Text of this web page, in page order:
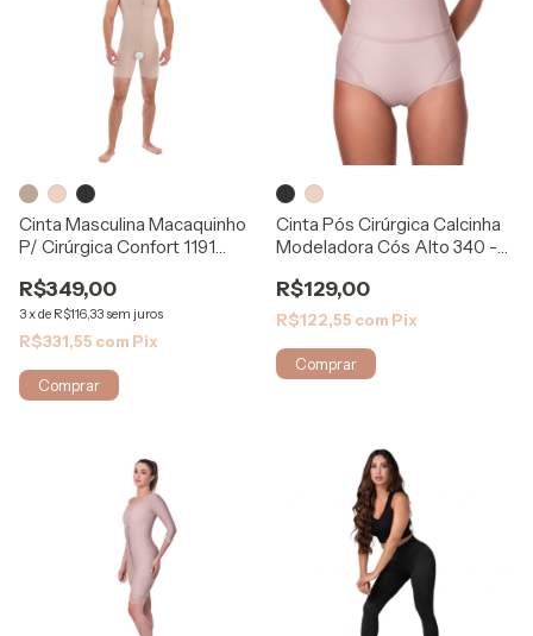
Cinta Masculina Macaquinho
P/ Cirúrgica Confort 1191
R$349,00
3xde R$116,33 sem juros
R$331,55 com Pix
Comprar
Cinta Pós Cirúrgica Calcinha
Modeladora Cós Alto 340 -
R$129,00
R$122,55 com Pix
Comprar